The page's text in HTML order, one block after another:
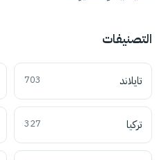
التصنيفات
تايلاند 703
تركيا 327